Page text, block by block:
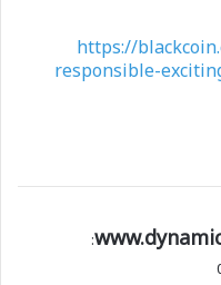
https://
responsible-
: